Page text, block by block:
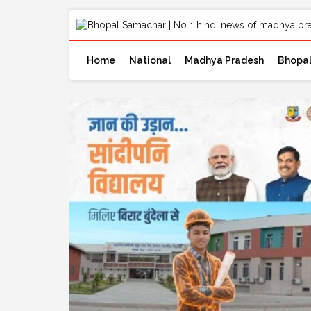
Home National Madhya Pradesh Bhopal